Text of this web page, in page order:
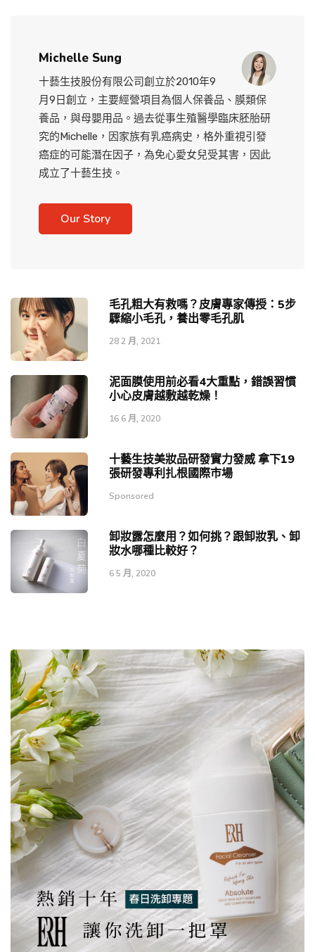
Michelle Sung
十藝生技股份有限公司創立於2010年9
月9日創立，主要經營項目為個人保養品、膜類保
養品，與母嬰用品。過去從事生殖醫學臨床胚胎研
究的Michelle，因家族有乳癌病史，格外重視引發
癌症的可能潛在因子，為免心愛女兒受其害，因此
成立了十藝生技。
Our Story
毛孔粗大有救嗎？皮膚專家傳授：5步
驟縮小毛孔，養出零毛孔肌
28 2 月, 2021
泥面膜使用前必看4大重點，錯誤習慣
小心皮膚越敷越乾燥！
16 6 月, 2020
十藝生技美妝品研發實力發威 拿下19
張研發專利扎根國際巿場
Sponsored
卸妝露怎麼用？如何挑？跟卸妝乳、卸
妝水哪種比較好？
6 5 月, 2020